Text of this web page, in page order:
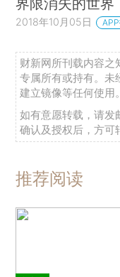
2018年10月05日
财新网所刊载内容之
专属所有或持有。未
建立镜像等任何使用。
如有意愿转载，请发
确认及授权后，方可
推荐阅读